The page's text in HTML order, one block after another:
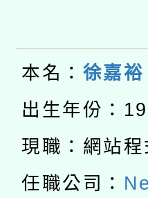
方素養
件」活
年度
接種對
接種之
月28日
轉知經
業技術
用水績
動」
115年8
桃園市
開 智慧
2026年
「2026
關事宜
轉知教
本名： 徐嘉裕
出生年份：
現職：網站
任職公司：